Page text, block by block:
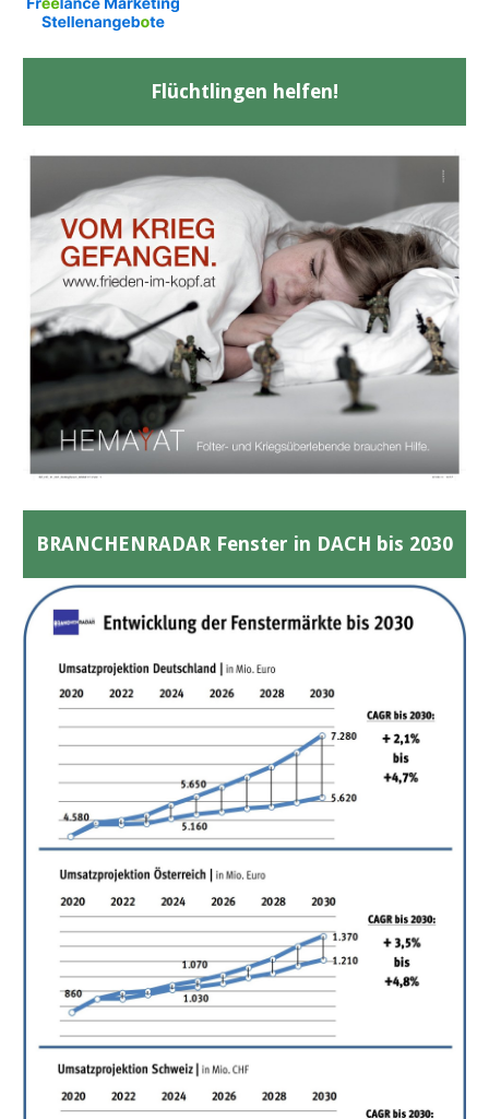
Flüchtlingen helfen!
BRANCHENRADAR Fenster in DACH bis 2030